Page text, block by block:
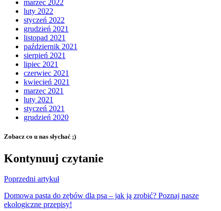
marzec 2022
luty 2022
styczeń 2022
grudzień 2021
listopad 2021
październik 2021
sierpień 2021
lipiec 2021
czerwiec 2021
kwiecień 2021
marzec 2021
luty 2021
styczeń 2021
grudzień 2020
Zobacz co u nas słychać ;)
Kontynuuj czytanie
Poprzedni artykuł
Domowa pasta do zębów dla psa – jak ją zrobić? Poznaj nasze
ekologiczne przepisy!